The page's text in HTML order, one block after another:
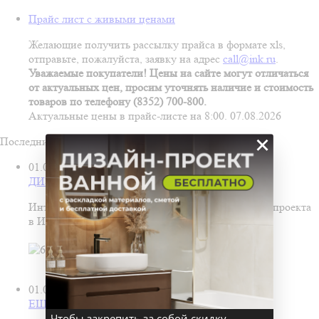
Прайс лист с живыми ценами
Желающие получить рассылку прайса в формате xls,
отправьте, пожалуйста, заявку на адрес call@ink.ru.
Уважаемые покупатели! Цены на сайте могут отличаться
от актуальных цен, просим уточнять наличие и стоимость
товаров по телефону (8352) 700-800.
Актуальные цены в прайс-листе на 8:00. 07.08.2026
Последние новости
01.07.2026
ДИЗАЙН-ПРОЕКТ ВАННОЙ БЕСПЛАТНО!
Интерьер ванной в подарок — при заказе дизайн‑проекта
в Инком!
01.06.2026
ЕЩЕ БОЛЬШЕ ОБОЕВ В ИНКОМ!
×